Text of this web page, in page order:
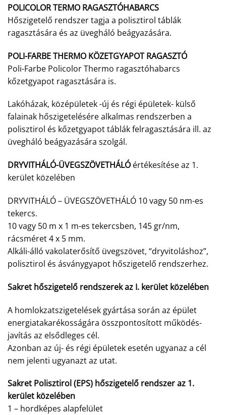
POLICOLOR TERMO RAGASZTÓHABARCS
Hőszigetelő rendszer tagja a polisztirol táblák
ragasztására és az üvegháló beágyazására.
POLI-FARBE THERMO KÖZETGYAPOT RAGASZTÓ
Poli-Farbe Policolor Thermo ragasztóhabarcs
kőzetgyapot ragasztására is.
Lakóházak, középületek -új és régi épületek- külső
falainak hőszigetelésére alkalmas rendszerben a
polisztirol és kőzetgyapot táblák felragasztására ill. az
üvegháló beágyazására szolgál.
DRYVITHÁLÓ-ÜVEGSZÖVETHÁLÓértékesítése az 1.
kerület közelében
DRYVITHÁLÓ – ÜVEGSZÖVETHÁLÓ 10 vagy 50 nm-es
tekercs.
10 vagy 50 m x 1 m-es tekercsben, 145 gr/nm,
rácsméret 4 x 5 mm.
Alkáli-álló vakolaterősítő üvegszövet, “dryvitoláshoz”,
polisztirol és ásványgyapot hőszigetelő rendszerhez.
Sakret hőszigetelő rendszerek az I. kerület közelében
A homlokzatszigetelések gyártása során az épület
energiatakarékosságára összpontosított működés-
javítás az elsődleges cél.
Azonban az új- és régi épületek esetén ugyanaz a cél
nem jelenti ugyanazt az utat.
Sakret Polisztirol (EPS) hőszigetelő rendszer az 1.
kerület közelében
1 – hordképes alapfelület